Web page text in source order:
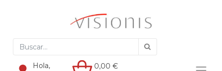
Hola,
0,00 €